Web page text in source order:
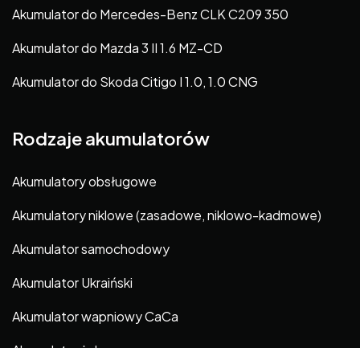
Akumulator do Mercedes-Benz CLK C209 350
Akumulator do Mazda 3 II 1.6 MZ-CD
Akumulator do Skoda Citigo I 1.0, 1.0 CNG
Rodzaje akumulatorów
Akumulatory obsługowe
Akumulatory niklowe (zasadowe, niklowo-kadmowe)
Akumulator samochodowy
Akumulator Ukraiński
Akumulator wapniowy CaCa